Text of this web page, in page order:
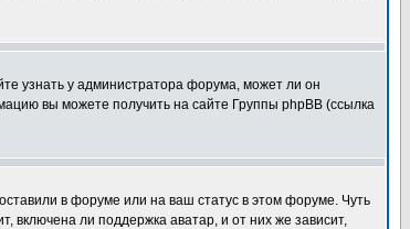
узнать у администратора форума, может ли он
вы можете получить на сайте Группы phpBB (ссылка
в форуме или на ваш статус в этом форуме. Чуть
включена ли поддержка аватар, и от них же зависит,